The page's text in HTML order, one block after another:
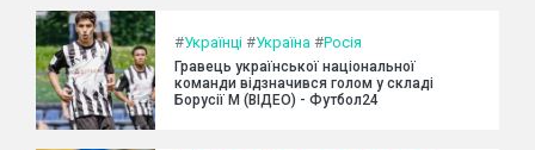
#Українці #Україна #Росія
Гравець української національної
команди відзначився голом у складі
Борусії М (ВІДЕО) - Футбол24